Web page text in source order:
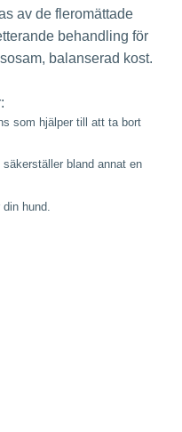
av de fleromättade
behandling för
balanserad kost.
som hjälper till att ta bort
bland annat en
hund.